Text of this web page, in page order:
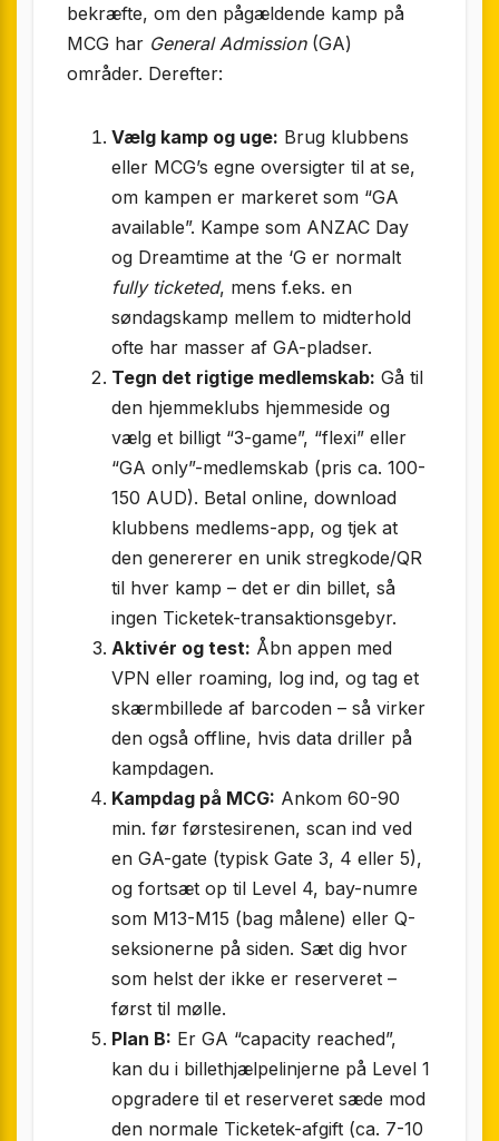
bekræfte, om den pågældende kamp på
MCG har General Admission(GA)
områder. Derefter:
Vælg kamp og uge: Brug klubbens
eller MCG’s egne oversigter til at se,
om kampen er markeret som “GA
available”. Kampe som ANZAC Day
og Dreamtime at the ‘G er normalt
fully ticketed, mens f.eks. en
søndagskamp mellem to midterhold
ofte har masser af GA-pladser.
Tegn det rigtige medlemskab: Gå til
den hjemmeklubs hjemmeside og
vælg et billigt “3-game”, “flexi” eller
“GA only”-medlemskab (pris ca. 100-
150 AUD). Betal online, download
klubbens medlems-app, og tjek at
den genererer en unik stregkode/QR
til hver kamp – det er din billet, så
ingen Ticketek-transaktionsgebyr.
Aktivér og test: Åbn appen med
VPN eller roaming, log ind, og tag et
skærmbillede af barcoden – så virker
den også offline, hvis data driller på
kampdagen.
Kampdag på MCG: Ankom 60-90
min. før førstesirenen, scan ind ved
en GA-gate (typisk Gate 3, 4 eller 5),
og fortsæt op til Level 4, bay-numre
som M13-M15 (bag målene) eller Q-
seksionerne på siden. Sæt dig hvor
som helst der ikke er reserveret –
først til mølle.
Plan B: Er GA “capacity reached”,
kan du i billethjælpelinjerne på Level 1
opgradere til et reserveret sæde mod
den normale Ticketek-afgift (ca. 7-10